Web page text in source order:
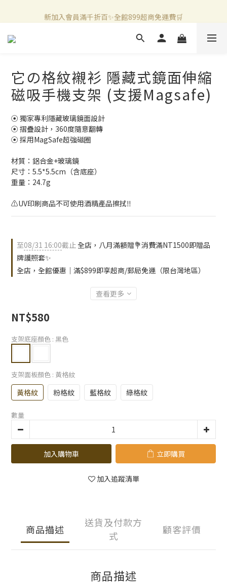
新加入會員滿千折百✨全館899超商免運費🛒
新加入會員滿千折百✨全館899超商免運費🛒
官方LINE好友募集中🤍加入領取50元購物金✨
它の格紋襯衫 隱藏式鏡面伸縮
磁吸手機支架 (支援Magsafe)
⦿ 獨家專利隱藏玻璃鏡面設計
⦿ 摺疊設計，360度隨意翻轉
⦿ 採用MagSafe超強磁圈
材質：鋁合金+玻璃鏡
尺寸：5.5*5.5cm（含底座）
重量：24.7g
⚠️UV印刷商品不可使用酒精產品擦拭‼️
至08/31 16:00截止全店，八月滿額贈💐消費滿NT1500即贈品
牌護照套✨
全店，全館優惠｜滿$899即享超商/郵局免運（限台灣地區）
查看更多
NT$580
支架底座顏色 : 黑色
支架面板顏色 : 黃格紋
黃格紋 粉格紋 藍格紋 綠格紋
數量
加入購物車 立即購買
加入追蹤清單
商品描述
送貨及付款方
式
顧客評價
商品描述